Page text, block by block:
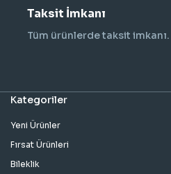
Taksit İmkanı
Tüm ürünlerde taksit imkanı.
Kategoriler
Yeni Ürünler
Fırsat Ürünleri
Bileklik